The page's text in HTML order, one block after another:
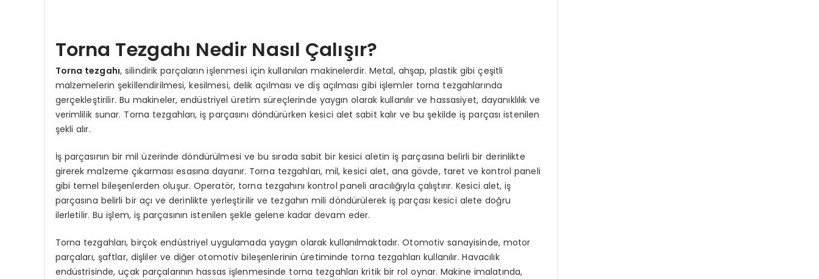
Torna Tezgahı Nedir Nasıl Çalışır?
Torna tezgahı, silindirik parçaların işlenmesi için kullanılan makinelerdir. Metal, ahşap, plastik gibi çeşitli
malzemelerin şekillendirilmesi, kesilmesi, delik açılması ve diş açılması gibi işlemler torna tezgahlarında
gerçekleştirilir. Bu makineler, endüstriyel üretim süreçlerinde yaygın olarak kullanılır ve hassasiyet, dayanıklılık ve
verimlilik sunar. Torna tezgahları, iş parçasını döndürürken kesici alet sabit kalır ve bu şekilde iş parçası istenilen
şekli alır.
İş parçasının bir mil üzerinde döndürülmesi ve bu sırada sabit bir kesici aletin iş parçasına belirli bir derinlikte
girerek malzeme çıkarması esasına dayanır. Torna tezgahları, mil, kesici alet, ana gövde, taret ve kontrol paneli
gibi temel bileşenlerden oluşur. Operatör, torna tezgahını kontrol paneli aracılığıyla çalıştırır. Kesici alet, iş
parçasına belirli bir açı ve derinlikte yerleştirilir ve tezgahın mili döndürülerek iş parçası kesici alete doğru
ilerletilir. Bu işlem, iş parçasının istenilen şekle gelene kadar devam eder.
Torna tezgahları, birçok endüstriyel uygulamada yaygın olarak kullanılmaktadır. Otomotiv sanayisinde, motor
parçaları, şaftlar, dişliler ve diğer otomotiv bileşenlerinin üretiminde torna tezgahları kullanılır. Havacılık
endüstrisinde, uçak parçalarının hassas işlenmesinde torna tezgahları kritik bir rol oynar. Makine imalatında,